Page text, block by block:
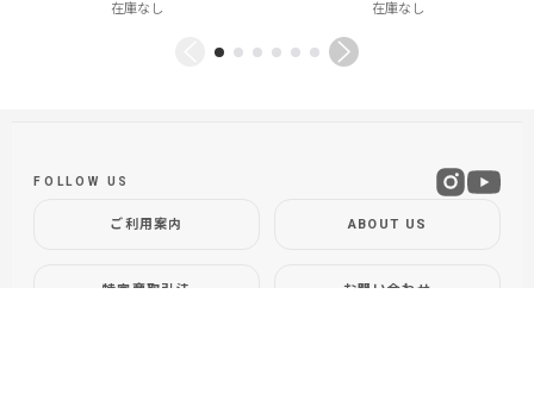
在庫なし 在庫なし
ご利用案内 ABOUT US
特定商取引法 お問い合わせ
FOLLOW US